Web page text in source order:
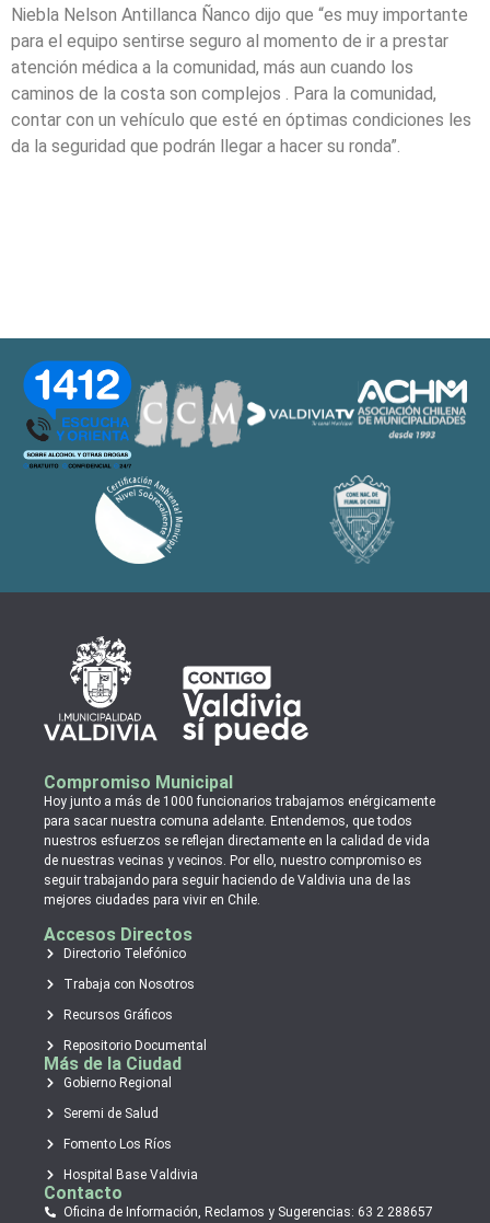
Niebla Nelson Antillanca Ñanco dijo que “es muy importante
para el equipo sentirse seguro al momento de ir a prestar
atención médica a la comunidad, más aun cuando los
caminos de la costa son complejos . Para la comunidad,
contar con un vehículo que esté en óptimas condiciones les
da la seguridad que podrán llegar a hacer su ronda”.
Compromiso Municipal
Hoy junto a más de 1000 funcionarios trabajamos enérgicamente
para sacar nuestra comuna adelante. Entendemos, que todos
nuestros esfuerzos se reflejan directamente en la calidad de vida
de nuestras vecinas y vecinos. Por ello, nuestro compromiso es
seguir trabajando para seguir haciendo de Valdivia una de las
mejores ciudades para vivir en Chile.
Accesos Directos
Directorio Telefónico
Trabaja con Nosotros
Recursos Gráficos
Repositorio Documental
Más de la Ciudad
Gobierno Regional
Seremi de Salud
Fomento Los Ríos
Hospital Base Valdivia
Contacto
Oficina de Información, Reclamos y Sugerencias: 63 2 288657